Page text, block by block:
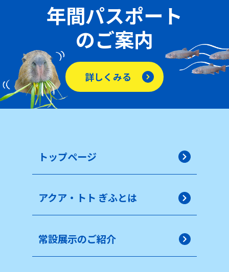
年間パスポート
のご案内
詳しくみる
トップページ
アクア・トト ぎふとは
常設展示のご紹介